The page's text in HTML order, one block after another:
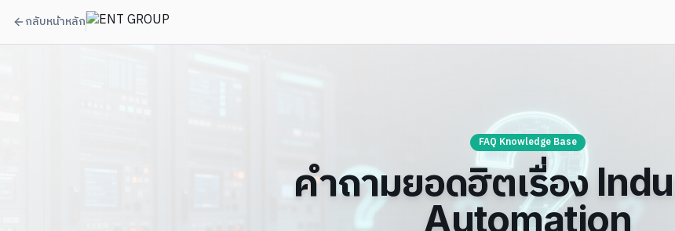
กลับหน้าหลัก
FAQ Knowledge Base
คำถามยอดฮิตเรื่อง
Automation